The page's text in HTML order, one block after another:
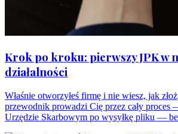
Krok po kroku: pierwszy JPK w
działalności
Właśnie otworzyłeś firmę i nie wiesz, jak
przewodnik prowadzi Cię przez cały proces
Urzędzie Skarbowym po wysyłkę pliku —